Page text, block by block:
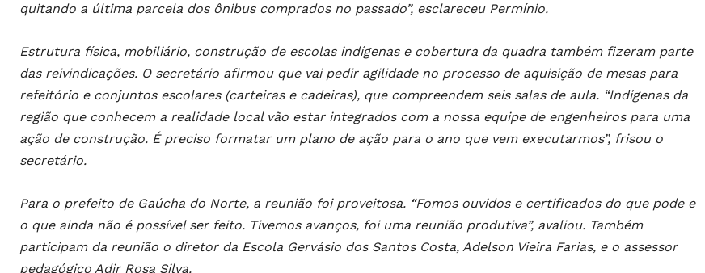
quitando a última parcela dos ônibus comprados no passado”, esclareceu Permínio.
Estrutura física, mobiliário, construção de escolas indígenas e cobertura da quadra também fizeram parte
das reivindicações. O secretário afirmou que vai pedir agilidade no processo de aquisição de mesas para
refeitório e conjuntos escolares (carteiras e cadeiras), que compreendem seis salas de aula. “Indígenas da
região que conhecem a realidade local vão estar integrados com a nossa equipe de engenheiros para uma
ação de construção. É preciso formatar um plano de ação para o ano que vem executarmos”, frisou o
secretário.
Para o prefeito de Gaúcha do Norte, a reunião foi proveitosa. “Fomos ouvidos e certificados do que pode e
o que ainda não é possível ser feito. Tivemos avanços, foi uma reunião produtiva”, avaliou. Também
participam da reunião o diretor da Escola Gervásio dos Santos Costa, Adelson Vieira Farias, e o assessor
pedagógico Adir Rosa Silva.